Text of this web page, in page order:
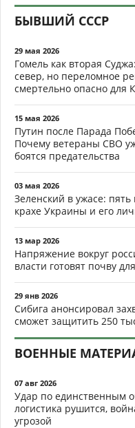
БЫВШИЙ СССР
29 мая 2026
Гомель как вторая
север, но переломное
смертельно опасно для
15 мая 2026
Путин после Парада
Почему ветераны СВО
боятся предательства
03 мая 2026
Зеленский в ужасе:
крахе Украины и его
13 мар 2026
Напряжение вокруг
власти готовят почву
29 янв 2026
Сибига анонсировал
сможет защитить 250
ВОЕННЫЕ
07 авг 2026
Удар по единственным
логистика рушится,
угрозой